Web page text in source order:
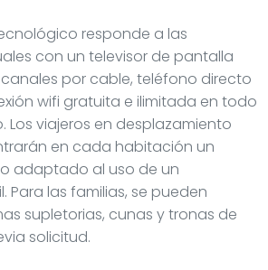
responde a las
con un televisor de pantalla
por cable, teléfono directo
wifi gratuita e ilimitada en todo
Los viajeros en desplazamiento
en cada habitación un
adaptado al uso de un
Para las familias, se pueden
supletorias, cunas y tronas de
solicitud.